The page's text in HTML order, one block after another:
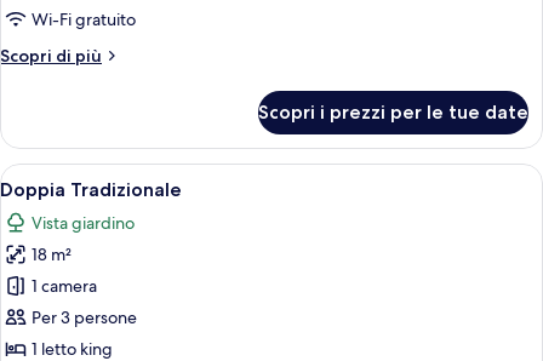
Wi-Fi gratuito
Scopri di più
Altri
Basic
Scopri i prezzi per le tue date
Apri
tutte
le
foto
per
Doppia
Tradizionale
Minibar, culla da viaggio, Wi-Fi
17
Doppia Tradizionale
Vista giardino
18 m²
1 camera
Per 3 persone
1 letto king